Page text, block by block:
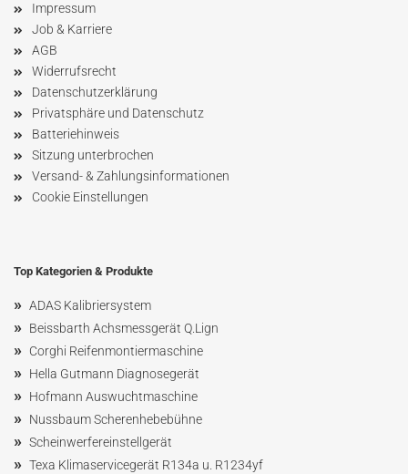
Impressum
Job & Karriere
AGB
Widerrufsrecht
Datenschutzerklärung
Privatsphäre und Datenschutz
Batteriehinweis
Sitzung unterbrochen
Versand- & Zahlungsinformationen
Cookie Einstellungen
Top Kategorien & Produkte
» ADAS Kalibriersystem
» Beissbarth Achsmessgerät Q.Lign
» Corghi Reifenmontiermaschine
» Hella Gutmann Diagnosegerät
» Hofmann Auswuchtmaschine
» NussbaumScherenhebebühne
» Scheinwerfereinstellgerät
» Texa Klimaservicegerät R134a u. R1234yf